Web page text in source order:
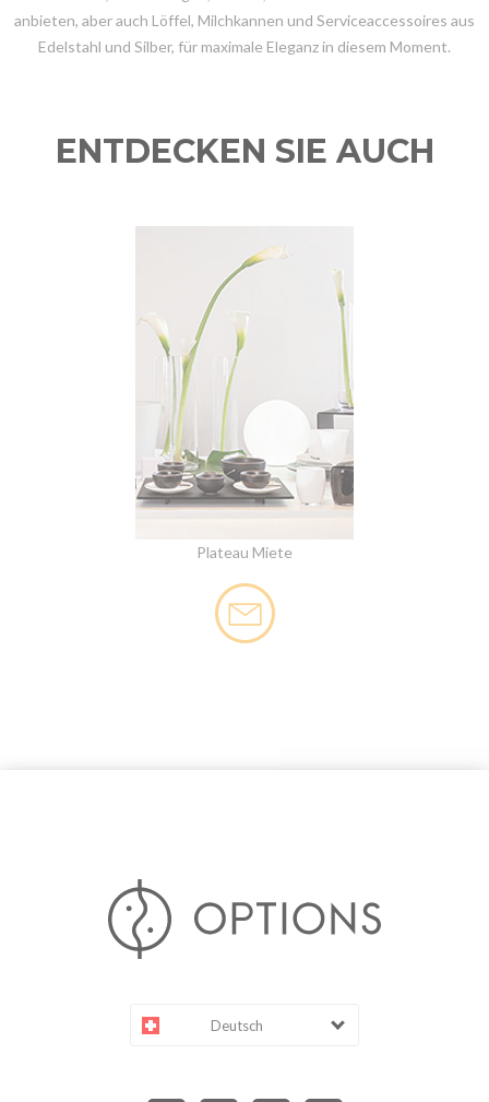
anbieten, aber auch Löffel, Milchkannen und Serviceaccessoires aus
Edelstahl und Silber, für maximale Eleganz in diesem Moment.
ENTDECKEN SIE AUCH
Plateau Miete
Deutsch